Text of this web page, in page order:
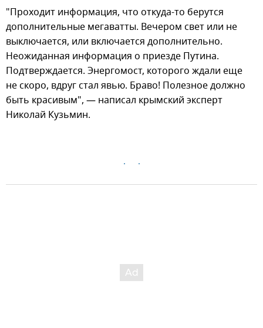
"Проходит информация, что откуда-то берутся
дополнительные мегаватты. Вечером свет или не
выключается, или включается дополнительно.
Неожиданная информация о приезде Путина.
Подтверждается. Энергомост, которого ждали еще
не скоро, вдруг стал явью. Браво! Полезное должно
быть красивым", — написал крымский эксперт
Николай Кузьмин.